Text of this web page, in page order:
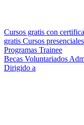
Cursos gratis con
gratis Cursos
Programas Trainee
Becas Voluntariados
Dirigido a